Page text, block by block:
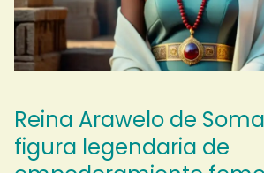
Reina Arawelo de
figura legendaria de